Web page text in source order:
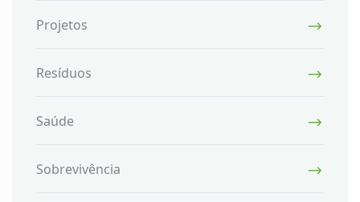
Projetos
Resíduos
Saúde
Sobrevivência